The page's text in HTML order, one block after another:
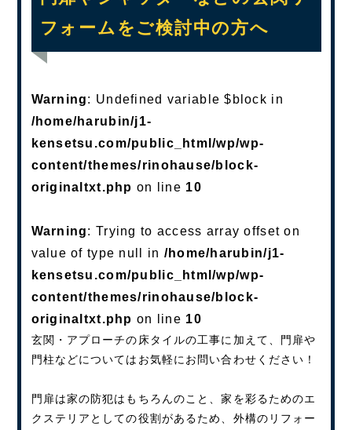
フォームをご検討中の方へ
Warning: Undefined variable $block in
/home/harubin/j1-
kensetsu.com/public_html/wp/wp-
content/themes/rinohause/block-
originaltxt.php on line 10
Warning: Trying to access array offset on
value of type null in /home/harubin/j1-
kensetsu.com/public_html/wp/wp-
content/themes/rinohause/block-
originaltxt.php on line 10
玄関・アプローチの床タイルの工事に加えて、門扉や
門柱などについてはお気軽にお問い合わせください！
門扉は家の防犯はもちろんのこと、家を彩るためのエ
クステリアとしての役割があるため、外構のリフォー